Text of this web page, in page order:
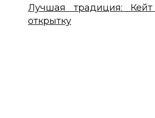
Лучшая традиция:
открытку